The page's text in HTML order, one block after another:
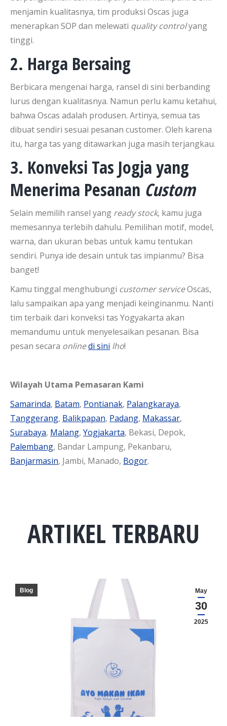
menjamin kualitasnya, tim produksi Oscas juga
menerapkan SOP dan melewati quality controlyang
tinggi.
2. Harga Bersaing
Berbicara mengenai harga, ransel di sini berbanding
lurus dengan kualitasnya. Namun perlu kamu ketahui,
bahwa Oscas adalah produsen. Artinya, semua tas
dibuat sendiri sesuai pesanan customer. Oleh karena
itu, harga tas yang ditawarkan juga masih terjangkau.
3. Konveksi Tas Jogjayang
Menerima Pesanan Custom
Selain memilih ransel yang ready stock, kamu juga
memesannya terlebih dahulu. Pemilihan motif, model,
warna, dan ukuran bebas untuk kamu tentukan
sendiri. Punya ide desain untuk tas impianmu? Bisa
banget!
Kamu tinggal menghubungi customer serviceOscas,
lalu sampaikan apa yang menjadi keinginanmu. Nanti
tim terbaik dari konveksi tas Yogyakarta akan
memandumu untuk menyelesaikan pesanan. Bisa
pesan secara onlinedi sini lho!
Wilayah Utama Pemasaran Kami
Samarinda, Batam, Pontianak, Palangkaraya,
Tanggerang, Balikpapan, Padang, Makassar,
Surabaya, Malang, Yogjakarta, Bekasi, Depok,
Palembang, Bandar Lampung, Pekanbaru,
Banjarmasin, Jambi, Manado, Bogor.
ARTIKEL TERBARU
May
30
2025
Blog